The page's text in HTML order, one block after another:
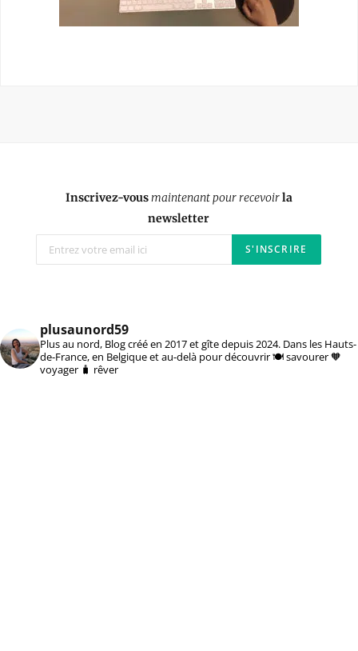
Inscrivez-vousmaintenant pour recevoirla
newsletter
plusaunord59
Plus au nord, Blog créé en 2017 et gîte depuis 2024. Dans les Hauts-
de-France, en Belgique et au-delà pour découvrir 🍽️ savourer 🧡
voyager 🧳 rêver